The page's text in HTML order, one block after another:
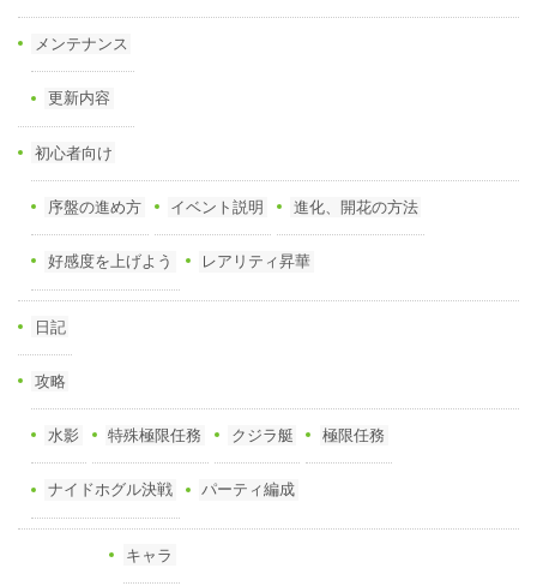
メンテナンス
更新内容
初心者向け
序盤の進め方 イベント説明 進化、開花の方法
好感度を上げよう レアリティ昇華
日記
攻略
水影 特殊極限任務 クジラ艇 極限任務
ナイドホグル決戦 パーティ編成
キャラ